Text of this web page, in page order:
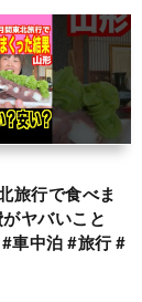
旅行で食べま
ヤバいこと
車中泊 #旅行 #